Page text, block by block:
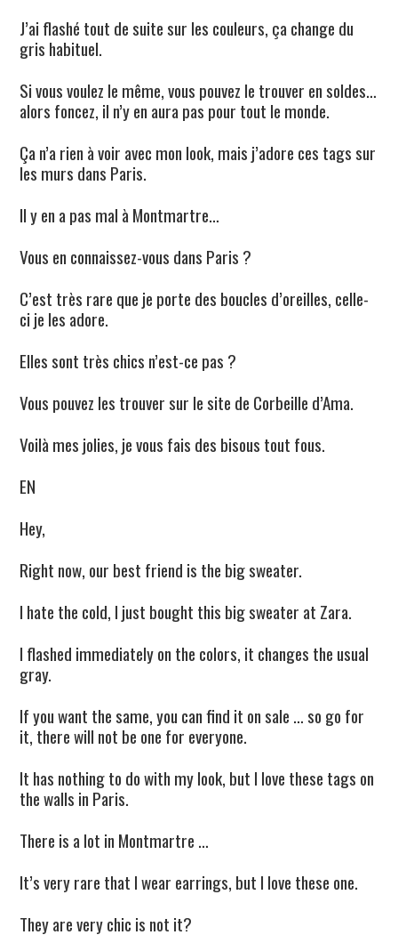
J’ai flashé tout de suite sur les couleurs, ça change du
gris habituel.
Si vous voulez le même, vous pouvez le trouver en soldes…
alors foncez, il n’y en aura pas pour tout le monde.
Ça n’a rien à voir avec mon look, mais j’adore ces tags sur
les murs dans Paris.
Il y en a pas mal à Montmartre…
Vous en connaissez-vous dans Paris ?
C’est très rare que je porte des boucles d’oreilles, celle-
ci je les adore.
Elles sont très chics n’est-ce pas ?
Vous pouvez les trouver sur le site de Corbeille d’Ama.
Voilà mes jolies, je vous fais des bisous tout fous.
EN
Hey,
Right now, our best friend is the big sweater.
I hate the cold, I just bought this big sweater at Zara.
I flashed immediately on the colors, it changes the usual
gray.
If you want the same, you can find it on sale … so go for
it, there will not be one for everyone.
It has nothing to do with my look, but I love these tags on
the walls in Paris.
There is a lot in Montmartre …
It’s very rare that I wear earrings, but I love these one.
They are very chic is not it?